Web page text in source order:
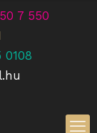
7 550
0108